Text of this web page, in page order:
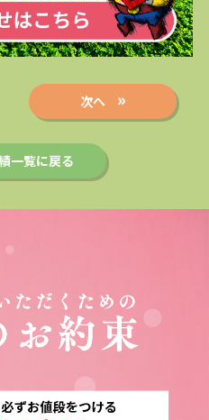
次へ
一覧に戻る